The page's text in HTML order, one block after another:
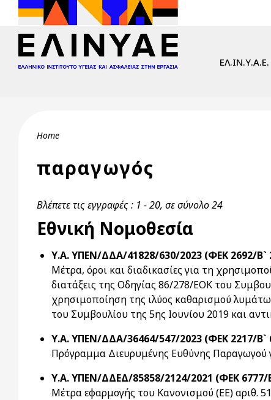
Skip to main content
ΕΛ.ΙΝ.Υ.Α.Ε.
Breadcrumb
Home
παραγωγός
Βλέπετε τις εγγραφές : 1 - 20, σε σύνολο 24
Εθνική Νομοθεσία
Υ.Α. ΥΠΕΝ/ΔΔΑ/41828/630/2023 (ΦΕΚ 2692/Β`
Μέτρα, όροι και διαδικασίες για τη
διατάξεις της Οδηγίας 86/278/ΕΟΚ του
χρησιμοποίηση της ιλύος καθαρισμού
του Συμβουλίου της 5ης Ιουνίου 2019 και
Υ.Α. ΥΠΕΝ/ΔΔΑ/36464/547/2023 (ΦΕΚ 2217/Β`
Πρόγραμμα Διευρυμένης Ευθύνης Παραγωγού
Υ.Α. ΥΠΕΝ/ΔΔΕΔ/85858/2124/2021 (ΦΕΚ 6777/
Μέτρα εφαρμογής του Κανονισμού (ΕΕ) αριθ.